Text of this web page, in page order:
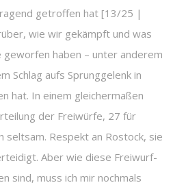
getroffen hat [13/25 |
wie wir gekämpft und was
geworfen haben – unter anderem
Schlag aufs Sprunggelenk in
hat. In einem gleichermaßen
der Freiwürfe, 27 für
seltsam. Respekt an Rostock, sie
Aber wie diese Freiwurf-
sind, muss ich mir nochmals